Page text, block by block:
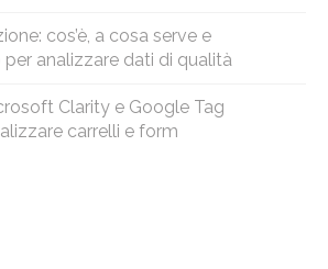
cos’è, a cosa serve e
analizzare dati di qualità
Clarity e Google Tag
carrelli e form